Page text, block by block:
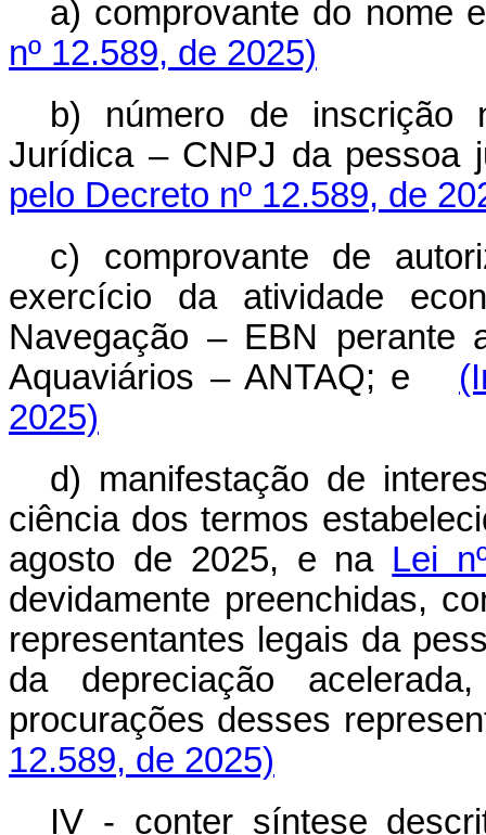
a) comprovante do nome
nº 12.589, de 2025)
b) número de inscrição
Jurídica – CNPJ da pessoa
pelo Decreto nº 12.589, de
c) comprovante de
exercício da atividade
Navegação – EBN perante
Aquaviários – ANTAQ; e
2025)
d) manifestação de
ciência dos termos
agosto de 2025, e na Lei
devidamente preenchidas,
representantes legais da
da depreciação
procurações desses
12.589, de 2025)
IV - conter síntese